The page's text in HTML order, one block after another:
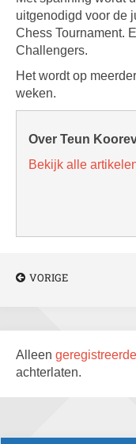
uitgenodigd voor de
Chess Tournament.
Challengers.
Het wordt op
weken.
Over Teun
Bekijk alle
VORIGE
Alleen geregistreerde
achterlaten.